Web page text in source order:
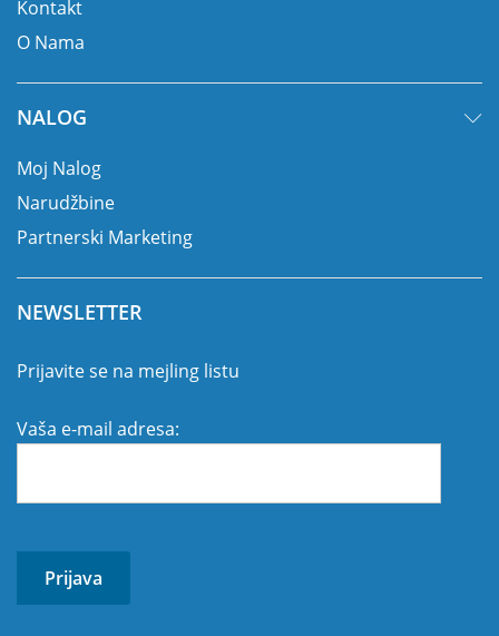
Kontakt
O Nama
NALOG
Moj Nalog
Narudžbine
Partnerski Marketing
NEWSLETTER
Prijavite se na mejling listu
Vaša e-mail adresa: